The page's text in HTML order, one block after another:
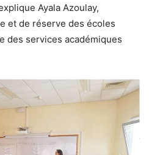
Ayala Azoulay,
et de réserve des écoles
des services académiques